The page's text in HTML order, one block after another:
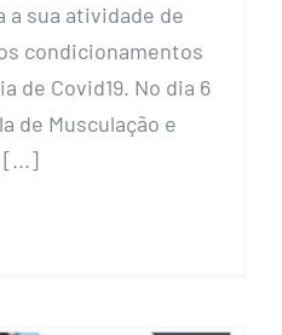
a sua atividade de
condicionamentos
de Covid19. No dia 6
de Musculação e
[...]